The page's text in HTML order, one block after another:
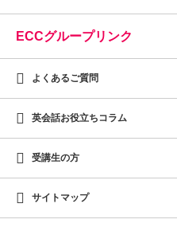
ECCグループリンク
よくあるご質問
英会話お役立ちコラム
受講生の方
サイトマップ